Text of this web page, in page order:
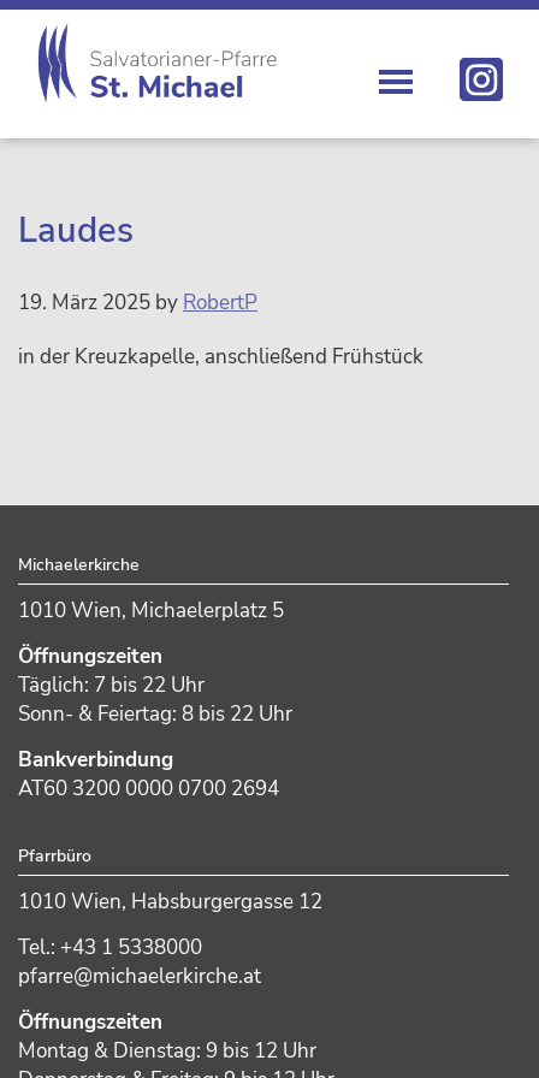
Zur
Hauptnavigation
springen
Skip
main
content
Zur
Hauptsidebar
springen
Zur
Fußzeile
springen
Michael
Michaelerkirche
Wiens
Laudes
19. März 2025 by RobertP
in der Kreuzkapelle, anschließend Frühstück
Michaelerkirche
1010 Wien, Michaelerplatz 5
Öffnungszeiten
Täglich: 7 bis 22 Uhr
Sonn- & Feiertag: 8 bis 22 Uhr
Bankverbindung
AT60 3200 0000 0700 2694
Pfarrbüro
1010 Wien, Habsburgergasse 12
Tel.: +43 1 5338000
pfarre@michaelerkirche.at
Öffnungszeiten
Montag & Dienstag: 9 bis 12 Uhr